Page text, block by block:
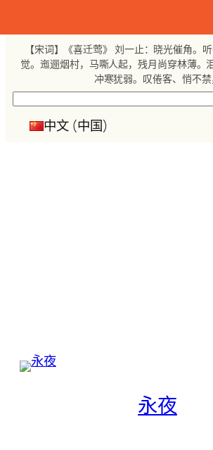
至
【宋词】《喜迁莺》 刘一止：晓光催角。
觉。迤逦烟村，马嘶人起，残月尚穿林薄。
冲寒犹弱。叹倦客、悄不禁
中文 (中国)
永夜